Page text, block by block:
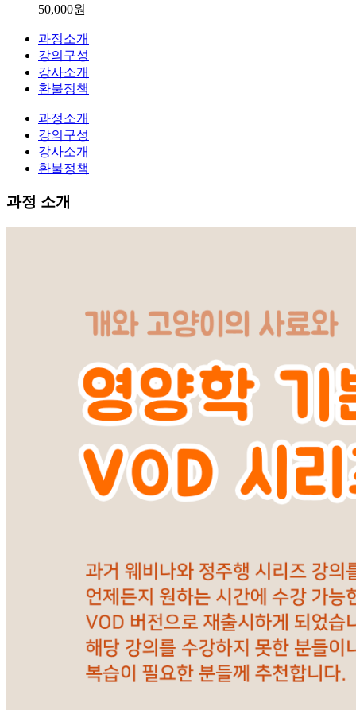
50,000원
과정소개
강의구성
강사소개
환불정책
과정소개
강의구성
강사소개
환불정책
과정 소개